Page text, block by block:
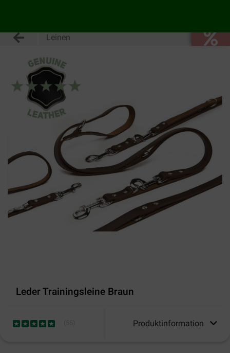
Leinen
Leder Trainingsleine Braun
Produktinformation